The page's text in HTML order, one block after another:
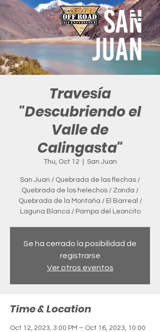
Travesía
"Descubriendo el
Valle de
Calingasta"
Thu, Oct 12 San Juan
San Juan / Quebrada de las flechas /
Quebrada de los helechos / Zonda /
Quebrada de la Montaña / El Barreal /
Laguna Blanca / Pampa del Leoncito
Se ha cerrado la posibilidad de
registrarse
Ver otros eventos
Time & Location
Oct 12, 2023, 3:00 PM – Oct 16, 2023, 10:00